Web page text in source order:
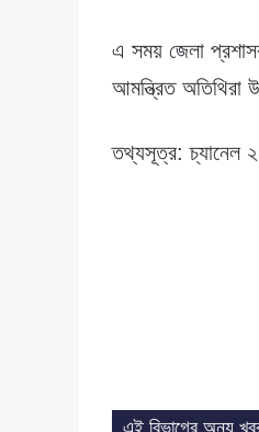
এ সময় জেলা প্রশাসক
আমন্ত্রিত অতিথিরা
তথ্যসূত্র: চ্যানেল